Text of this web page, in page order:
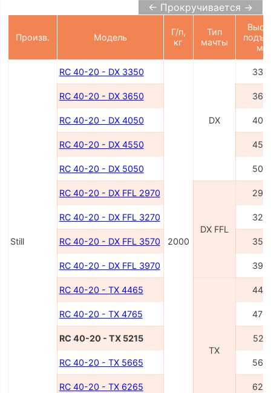
← Прокручивается →
Произв. Модель
Г/п,
кг
Тип
мачты
мм
Still
RC 40-20 - DX 3350
2000
DX
RC 40-20 - DX 3650
RC 40-20 - DX 4050
RC 40-20 - DX 4550
RC 40-20 - DX 5050
RC 40-20 - DX FFL 2970
DX FFL
RC 40-20 - DX FFL 3270
RC 40-20 - DX FFL 3570
RC 40-20 - DX FFL 3970
RC 40-20 - TX 4465
TX
RC 40-20 - TX 4765
RC 40-20 - TX 5215
RC 40-20 - TX 5665
RC 40-20 - TX 6265